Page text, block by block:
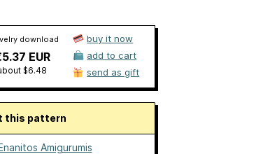
download
EUR
$6.48
buy it now
add to cart
send as gift
this pattern
Amigurumis